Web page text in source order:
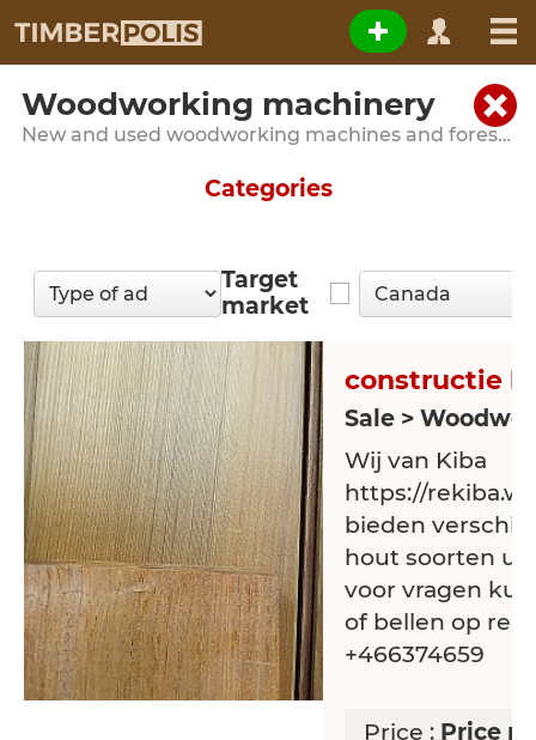
Woodworking machinery
New and used woodworking machines and forestry equipment
Categories
Target
market
constructie
Sale >
Wij van Kiba
https://
bieden
hout soorten
voor vragen
of bellen op
+466374659
Price : Price